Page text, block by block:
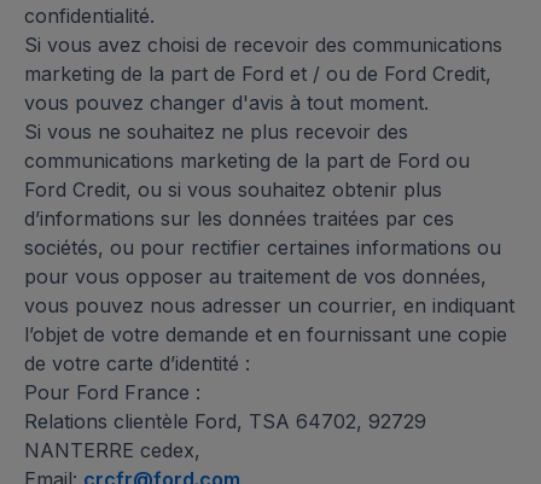
confidentialité.
Si vous avez choisi de recevoir des communications
marketing de la part de Ford et / ou de Ford Credit,
vous pouvez changer d'avis à tout moment.
Si vous ne souhaitez ne plus recevoir des
communications marketing de la part de Ford ou
Ford Credit, ou si vous souhaitez obtenir plus
d’informations sur les données traitées par ces
sociétés, ou pour rectifier certaines informations ou
pour vous opposer au traitement de vos données,
vous pouvez nous adresser un courrier, en indiquant
l’objet de votre demande et en fournissant une copie
de votre carte d’identité :
Pour Ford France :
Relations clientèle Ford, TSA 64702, 92729
NANTERRE cedex,
Email: crcfr@ford.com